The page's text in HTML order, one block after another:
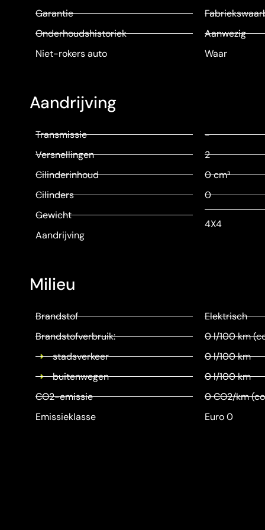
Garantie
Onderhoudshistoriek
Niet-rokers auto
Aanwezig
Waar
Aandrijving
Transmissie
Versnellingen
Cilinderinhoud
Cilinders
Gewicht
Aandrijving
-
2
0 cm³
0
4X4
Milieu
Brandstof
Brandstofverbruik:
stadsverkeer
buitenwegen
CO2-emissie
Emissieklasse
Elektrisch
0 l/100 km
0 l/100 km
0 l/100 km
0 CO2/km
Euro 0